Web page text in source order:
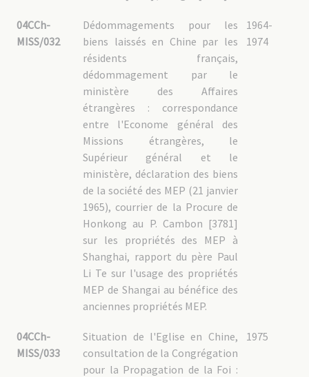
04CCh-
MISS/032
1964-
1974
Dédommagements pour les
biens laissés en Chine par les
résidents français,
dédommagement par le
ministère des Affaires
étrangères : correspondance
entre l'Econome général des
Missions étrangères, le
Supérieur général et le
ministère, déclaration des biens
de la société des MEP (21 janvier
1965), courrier de la Procure de
Honkong au P. Cambon [3781]
sur les propriétés des MEP à
Shanghai, rapport du père Paul
Li Te sur l'usage des propriétés
MEP de Shangai au bénéfice des
anciennes propriétés MEP.
04CCh-
MISS/033
1975
Situation de l'Eglise en Chine,
consultation de la Congrégation
pour la Propagation de la Foi :